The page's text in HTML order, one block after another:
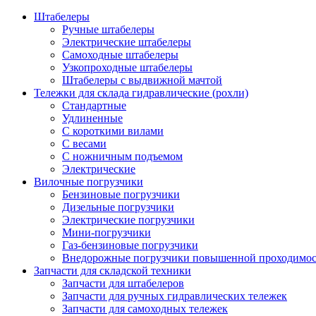
Штабелеры
Ручные штабелеры
Электрические штабелеры
Самоходные штабелеры
Узкопроходные штабелеры
Штабелеры с выдвижной мачтой
Тележки для склада гидравлические (рохли)
Стандартные
Удлиненные
С короткими вилами
С весами
С ножничным подъемом
Электрические
Вилочные погрузчики
Бензиновые погрузчики
Дизельные погрузчики
Электрические погрузчики
Мини-погрузчики
Газ-бензиновые погрузчики
Внедорожные погрузчики повышенной
Запчасти для складской техники
Запчасти для штабелеров
Запчасти для ручных гидравлических тележек
Запчасти для самоходных тележек